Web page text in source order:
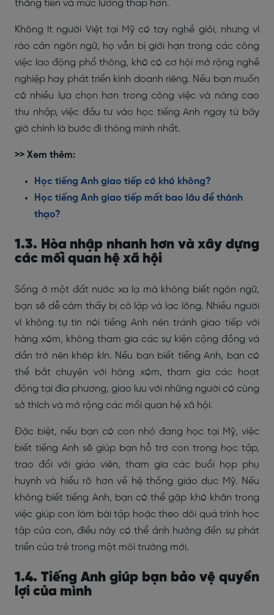
thăng tiến và mức lương thấp hơn.
Không ít người Việt tại Mỹ có tay nghề giỏi, nhưng vì
rào cản ngôn ngữ, họ vẫn bị giới hạn trong các công
việc lao động phổ thông, khó có cơ hội mở rộng nghề
nghiệp hay phát triển kinh doanh riêng. Nếu bạn muốn
có nhiều lựa chọn hơn trong công việc và nâng cao
thu nhập, việc đầu tư vào học tiếng Anh ngay từ bây
giờ chính là bước đi thông minh nhất.
>> Xem thêm:
Học tiếng Anh giao tiếp có khó không?
Học tiếng Anh giao tiếp mất bao lâu để thành
thạo?
1.3. Hòa nhập nhanh hơn và xây dựng
các mối quan hệ xã hội
Sống ở một đất nước xa lạ mà không biết ngôn ngữ,
bạn sẽ dễ cảm thấy bị cô lập và lạc lõng. Nhiều người
vì không tự tin nói tiếng Anh nên tránh giao tiếp với
hàng xóm, không tham gia các sự kiện cộng đồng và
dần trở nên khép kín. Nếu bạn biết tiếng Anh, bạn có
thể bắt chuyện với hàng xóm, tham gia các hoạt
động tại địa phương, giao lưu với những người có cùng
sở thích và mở rộng các mối quan hệ xã hội.
Đặc biệt, nếu bạn có con nhỏ đang học tại Mỹ, việc
biết tiếng Anh sẽ giúp bạn hỗ trợ con trong học tập,
trao đổi với giáo viên, tham gia các buổi họp phụ
huynh và hiểu rõ hơn về hệ thống giáo dục Mỹ. Nếu
không biết tiếng Anh, bạn có thể gặp khó khăn trong
việc giúp con làm bài tập hoặc theo dõi quá trình học
tập của con, điều này có thể ảnh hưởng đến sự phát
triển của trẻ trong một môi trường mới.
1.4. Tiếng Anh giúp bạn bảo vệ quyền
lợi của mình